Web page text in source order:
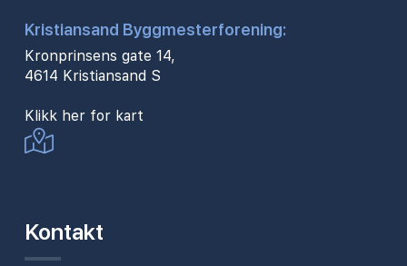
Kristiansand Byggmesterforening:
Kronprinsens gate 14,
4614 Kristiansand S
Klikk her for kart
Kontakt